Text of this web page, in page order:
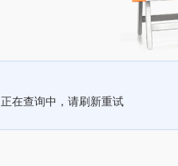
正在查询中，请刷新重试